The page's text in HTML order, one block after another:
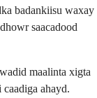
badankiisu waxay
saacadood
maalinta xigta
ahayd.